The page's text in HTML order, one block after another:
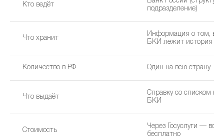
Кто ведёт
подразделение)
Что хранит
Информация о том, в
БКИ лежит история
Количество в РФ Один на всю страну
Что выдаёт
Справку со списком
БКИ
Стоимость
Через Госуслуги —
бесплатно